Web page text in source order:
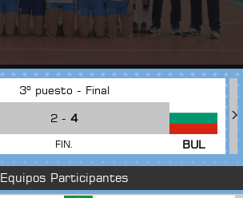
3º puesto - Final
2 - 4
FIN. BUL
Equipos Participantes